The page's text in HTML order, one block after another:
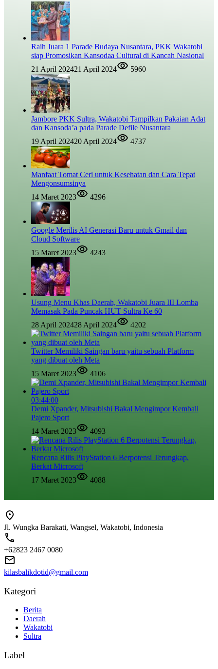
Raih Juara 1 Parade Budaya Nusantara, PKK Wakatobi
siap Promosikan Kansodaa Cultural di Kancah Nasional
21 April 202421 April 2024 5960
Jambore PKK Sultra, Wakatobi Tampilkan Pakaian Adat
dan Kansoda’a pada Parade Defile Nusantara
19 April 202420 April 2024 4737
Manfaat Tomat Ceri untuk Kesehatan dan Cara Tepat
Mengonsumsinya
14 Maret 2023
4296
Google Merilis AI Generasi Baru untuk Gmail dan
Cloud Software
15 Maret 2023
4243
Usung Menu Khas Daerah, Wakatobi Juara III Lomba
Memasak Pada Puncak HUT Sultra Ke 60
28 April 202428 April 2024 4202
Twitter Memiliki Saingan baru yaitu sebuah Platform
yang dibuat oleh Meta
15 Maret 2023
4106
03:44:00
Demi Xpander, Mitsubishi Bakal Mengimpor Kembali
Pajero Sport
14 Maret 2023
4093
Rencana Rilis PlayStation 6 Berpotensi Terungkap,
Berkat Microsoft
17 Maret 2023
4088
Jl. Wungka Barakati, Wangsel, Wakatobi, Indonesia
+62823 2467 0080
kilasbalikdotid@gmail.com
Kategori
Berita
Daerah
Wakatobi
Sultra
Label